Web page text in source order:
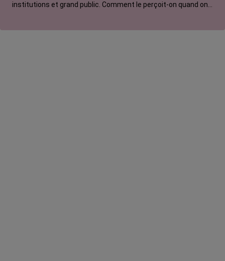
institutions et grand public. Comment le perçoit-on quand on